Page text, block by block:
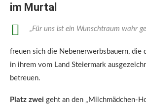
im Murtal
„Für uns ist ein Wunschtraum wahr
freuen sich die Nebenerwerbsbauern, die
in ihrem vom Land Steiermark
betreuen.
Platz zwei geht an den „Milchmädchen-